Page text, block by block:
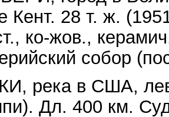
Кент. 28 т. ж.
ко-жов.,
собор
река в США,
Дл. 400 км.